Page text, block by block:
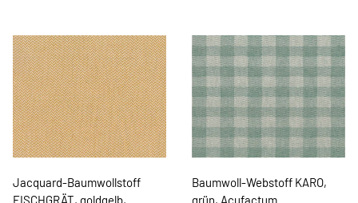
Jacquard-Baumwollstoff
FISCHGRÄT, goldgelb,
Baumwoll-Webstoff KARO,
grün, Acufactum